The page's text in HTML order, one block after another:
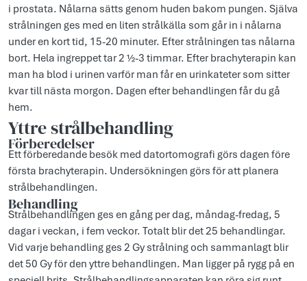
i prostata. Nålarna sätts genom huden bakom pungen. Själva
strålningen ges med en liten strålkälla som går in i nålarna
under en kort tid, 15-20 minuter. Efter strålningen tas nålarna
bort. Hela ingreppet tar 2 ½-3 timmar. Efter brachyterapin kan
man ha blod i urinen varför man får en urinkateter som sitter
kvar till nästa morgon. Dagen efter behandlingen får du gå
hem.
Yttre strålbehandling
Förberedelser
Ett förberedande besök med datortomografi görs dagen före
första brachyterapin. Under­sökningen görs för att planera
strålbehandlingen.
Behandling
Strålbehandlingen ges en gång per dag, måndag-fredag, 5
dagar i veckan, i fem veckor. Totalt blir det 25 behandlingar.
Vid varje behandling ges 2 Gy strålning och sammanlagt blir
det 50 Gy för den yttre behandlingen. Man ligger på rygg på en